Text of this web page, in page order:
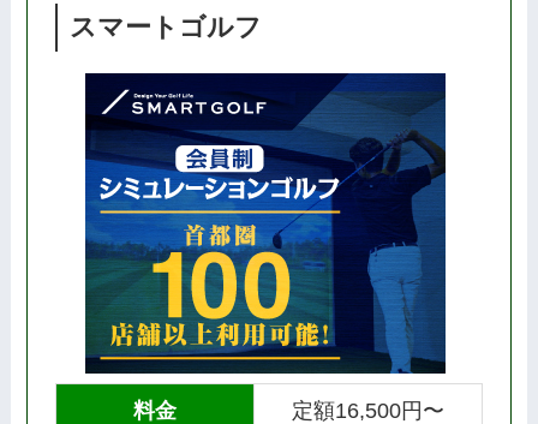
スマートゴルフ
料金 定額16,500円〜